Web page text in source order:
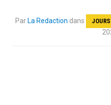
Par La Redaction dans